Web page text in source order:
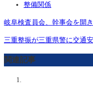
整備関係
岐阜検査員会、幹事会を開
三重整振が三重県警に交通
関連記事